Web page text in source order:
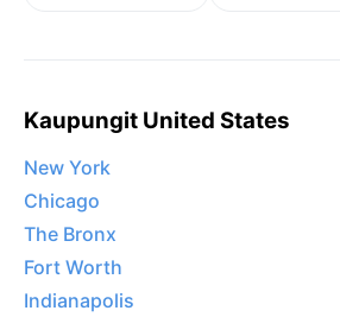
Kaupungit United States
New York
Chicago
The Bronx
Fort Worth
Indianapolis